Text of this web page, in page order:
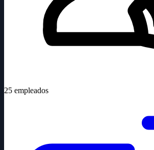
25 empleados